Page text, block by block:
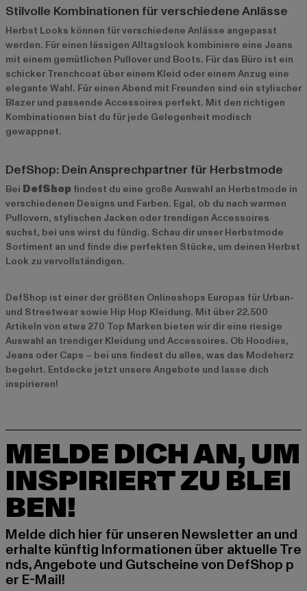
Stilvolle Kombinationen für verschiedene Anlässe
Herbst Looks können für verschiedene Anlässe angepasst
werden. Für einen lässigen Alltagslook kombiniere eine Jeans
mit einem gemütlichen Pullover und Boots. Für das Büro ist ein
schicker Trenchcoat über einem Kleid oder einem Anzug eine
elegante Wahl. Für einen Abend mit Freunden sind ein stylischer
Blazer und passende Accessoires perfekt. Mit den richtigen
Kombinationen bist du für jede Gelegenheit modisch
gewappnet.
DefShop: Dein Ansprechpartner für Herbstmode
Bei DefShop findest du eine große Auswahl an Herbstmode in
verschiedenen Designs und Farben. Egal, ob du nach warmen
Pullovern, stylischen Jacken oder trendigen Accessoires
suchst, bei uns wirst du fündig. Schau dir unser Herbstmode
Sortiment an und finde die perfekten Stücke, um deinen Herbst
Look zu vervollständigen.
DefShop ist einer der größten Onlineshops Europas für Urban-
und Streetwear sowie Hip Hop Kleidung. Mit über 22.500
Artikeln von etwa 270 Top Marken bieten wir dir eine riesige
Auswahl an trendiger Kleidung und Accessoires. Ob Hoodies,
Jeans oder Caps – bei uns findest du alles, was das Modeherz
begehrt. Entdecke jetzt unsere Angebote und lasse dich
inspirieren!
MELDE DICH AN, UM
INSPIRIERT ZU BLEI
BEN!
Melde dich hier für unseren Newsletter an und
erhalte künftig Informationen über aktuelle Tre
nds, Angebote und Gutscheine von DefShop p
er E-Mail!